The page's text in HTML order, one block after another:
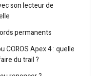
son lecteur de
permanents
COROS Apex 4 : quelle
du trail ?